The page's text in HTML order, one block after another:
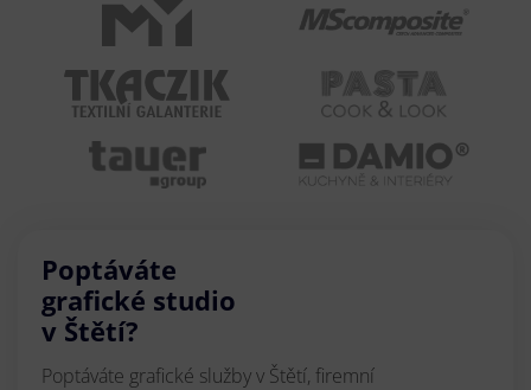
Poptáváte
grafické studio
v Štětí?
Poptáváte grafické služby v Štětí, firemní